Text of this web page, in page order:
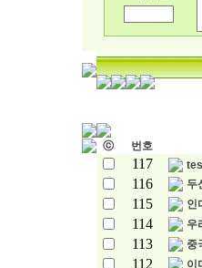
ⓒ 번호
117
116 두
115 인
114 우
113 중
112 이